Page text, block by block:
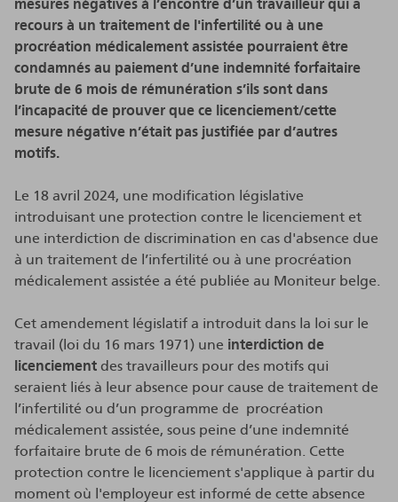
mesures négatives à l’encontre d’un travailleur qui a
recours à un traitement de l'infertilité ou à une
procréation médicalement assistée pourraient être
condamnés au paiement d’une indemnité forfaitaire
brute de 6 mois de rémunération s’ils sont dans
l’incapacité de prouver que ce licenciement/cette
mesure négative n’était pas justifiée par d’autres
motifs.
Le 18 avril 2024, une modification législative
introduisant une protection contre le licenciement et
une interdiction de discrimination en cas d'absence due
à un traitement de l’infertilité ou à une procréation
médicalement assistée a été publiée au Moniteur belge.
Cet amendement législatif a introduit dans la loi sur le
travail (loi du 16 mars 1971) une interdiction de
licenciement des travailleurs pour des motifs qui
seraient liés à leur absence pour cause de traitement de
l’infertilité ou d’un programme de procréation
médicalement assistée, sous peine d’une indemnité
forfaitaire brute de 6 mois de rémunération. Cette
protection contre le licenciement s'applique à partir du
moment où l'employeur est informé de cette absence